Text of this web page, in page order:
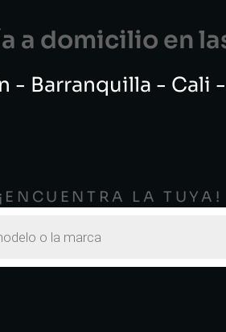
a domicilio en
- Barranquilla - Cali
¡ENCUENTRA LA TUYA!